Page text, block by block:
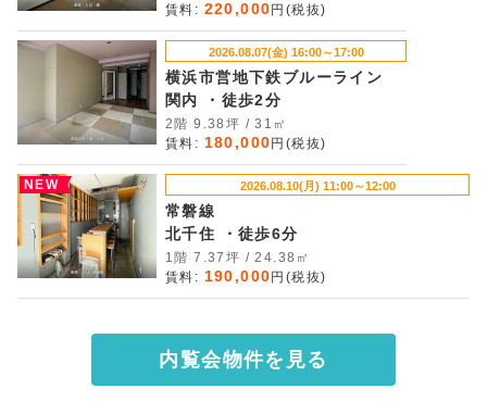
賃料: 220,000 円(税抜)
2026.08.07(金) 16:00～17:00
横浜市営地下鉄ブルーライン
関内 ・徒歩2分
2階 9.38坪 / 31㎡
賃料: 180,000 円(税抜)
NEW 2026.08.10(月) 11:00～12:00
常磐線
北千住 ・徒歩6分
1階 7.37坪 / 24.38㎡
賃料: 190,000 円(税抜)
内覧会物件を見る